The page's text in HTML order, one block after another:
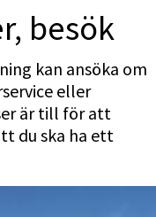
besök
kan ansöka om
eller
är till för att
du ska ha ett